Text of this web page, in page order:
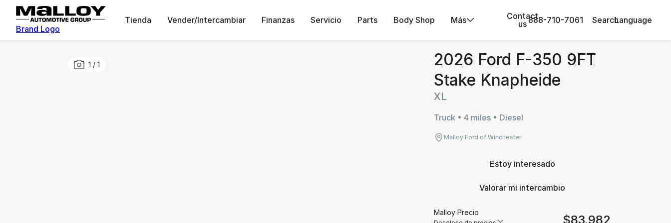
Brand Logo
Tienda Vender/Intercambiar Finanzas Servicio Parts Body Shop Más
Contact
us888-710-7061 SearchLanguage
1 / 1
2026 Ford F-350 9FT
Stake Knapheide
XL
Truck • 4 miles • Diesel
Malloy Ford of Winchester
Estoy interesado
Valorar mi intercambio
Malloy Precio
$83,982